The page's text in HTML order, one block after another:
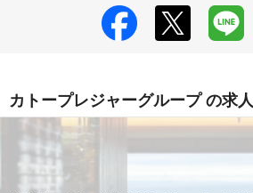
カトープレジャーグループ の求人